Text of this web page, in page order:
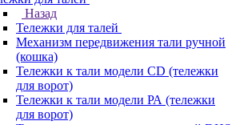
Назад
Тележки для талей
Механизм передвижения тали ручной
(кошка)
Тележки к тали модели CD (тележки
для ворот)
Тележки к тали модели РА (тележки
для ворот)